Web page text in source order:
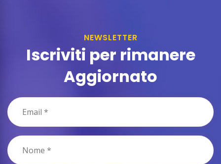
NEWSLETTER
Iscriviti per rimanere
Aggiornato